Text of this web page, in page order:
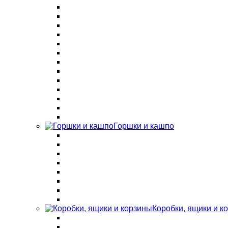
Горшки и кашпо
Коробки, ящики и